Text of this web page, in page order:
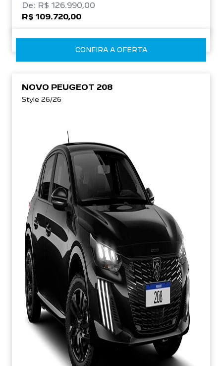
De: R$ 126.990,00
R$ 109.720,00
CONFIRA A OFERTA
NOVO PEUGEOT 208
Style 26/26